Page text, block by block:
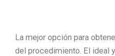
La mejor opción para
del procedimiento. El ideal